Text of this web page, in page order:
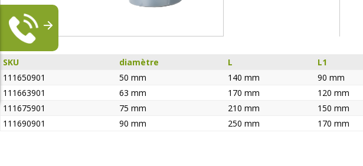
SKU diamètre L L1
111650901
50 mm 140 mm 90 mm
111663901
63 mm 170 mm 120 mm
111675901
75 mm 210 mm 150 mm
111690901
90 mm 250 mm 170 mm